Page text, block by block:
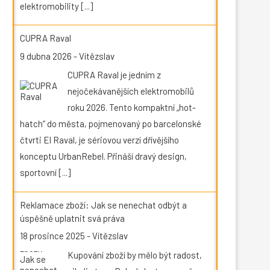
elektromobility[...]
CUPRA Raval
9 dubna 2026 -Vítězslav
CUPRA Raval je jedním z
nejočekávanějších elektromobilů
roku 2026. Tento kompaktní „hot-
hatch“ do města, pojmenovaný po barcelonské
čtvrti El Raval, je sériovou verzí dřívějšího
konceptu UrbanRebel. Přináší dravý design,
sportovní [...]
Reklamace zboží: Jak se nenechat odbýt a
úspěšně uplatnit svá práva
18 prosince 2025 -Vítězslav
Kupování zboží by mělo být radost,